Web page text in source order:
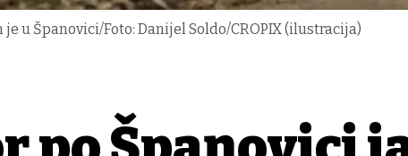
u Španovici/Foto: Danijel Soldo/CROPIX (ilustracija)